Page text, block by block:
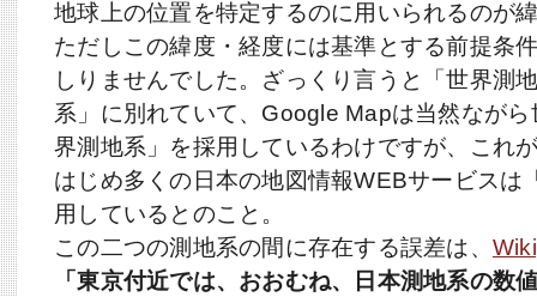
地球上の位置を特定するのに用いられるのが
ただしこの緯度・経度には基準とする前提条
しりませんでした。ざっくり言うと「世界測
系」に別れていて、Google Mapは当然なが
界測地系」を採用しているわけですが、これ
はじめ多くの日本の地図情報WEBサービスは
用しているとのこと。
この二つの測地系の間に存在する誤差は、
「東京付近では、おおむね、日本測地系の数